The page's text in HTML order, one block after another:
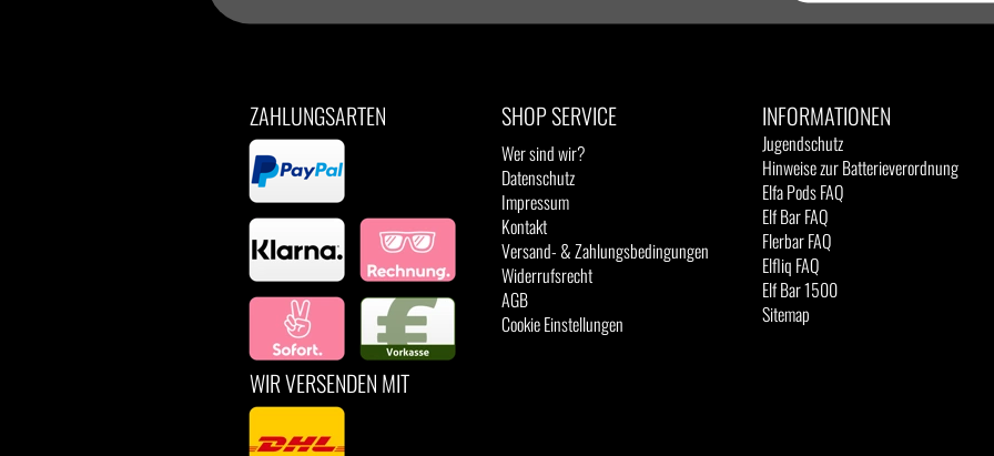
ZAHLUNGSARTEN
WIR VERSENDEN MIT
SHOP SERVICE
Wer sind wir?
Datenschutz
Impressum
Kontakt
Versand- & Zahlungsbedingungen
Widerrufsrecht
AGB
Cookie Einstellungen
INFORMATIONEN
Jugendschutz
Hinweise zur Batterieverordnung
Elfa Pods FAQ
Elf Bar FAQ
Flerbar FAQ
Elfliq FAQ
Elf Bar 1500
Sitemap